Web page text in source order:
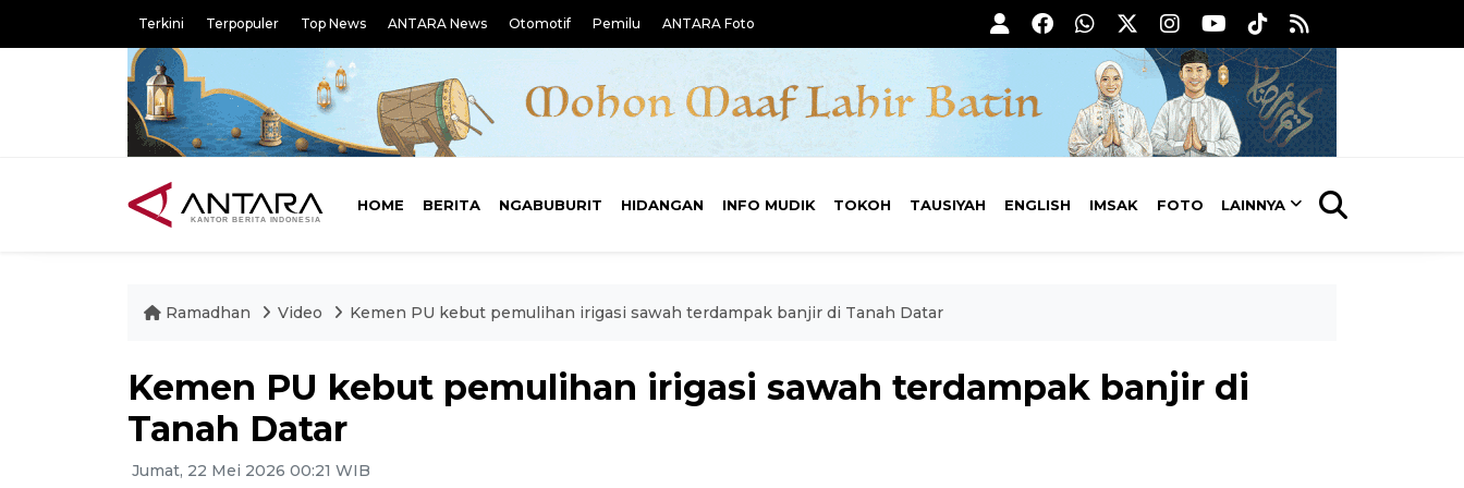
Terkini Terpopuler Top News ANTARA News Otomotif Pemilu ANTARA Foto
HOME BERITA NGABUBURIT HIDANGAN INFO MUDIK TOKOH TAUSIYAH ENGLISH IMSAK FOTO LAINNYA
Ramadhan Video Kemen PU kebut pemulihan irigasi sawah terdampak banjir di Tanah Datar
Kemen PU kebut pemulihan irigasi sawah terdampak banjir di
Tanah Datar
Jumat, 22 Mei 2026 00:21 WIB